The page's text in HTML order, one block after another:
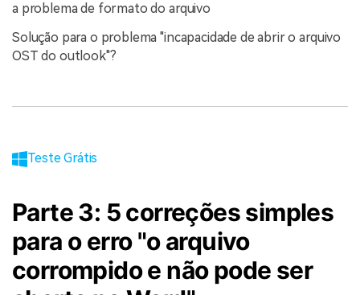
a problema de formato do arquivo
Solução para o problema "incapacidade de abrir o arquivo
OST do outlook"?
Teste Grátis
Parte 3: 5 correções simples
para o erro "o arquivo
corrompido e não pode ser